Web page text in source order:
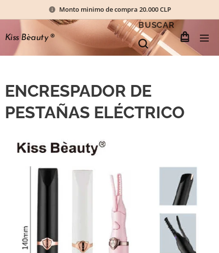
Monto minimo de compra 20.000 CLP
Kiss Bèauty®
BUSCAR
ENCRESPADOR DE
PESTAÑAS ELÉCTRICO